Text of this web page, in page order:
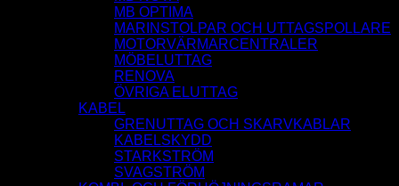
MB OPTIMA
MARINSTOLPAR OCH UTTAGSPOLLARE
MOTORVÄRMARCENTRALER
MÖBELUTTAG
RENOVA
ÖVRIGA ELUTTAG
KABEL
GRENUTTAG OCH SKARVKABLAR
KABELSKYDD
STARKSTRÖM
SVAGSTRÖM